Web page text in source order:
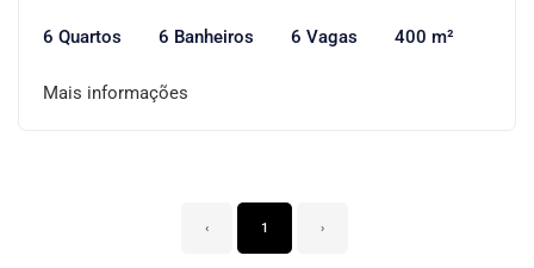
6 Quartos 6 Banheiros 6 Vagas 400 m²
Mais informações
‹ 1 ›